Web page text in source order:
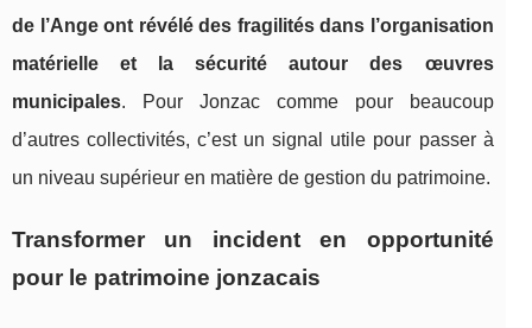
de l’Ange ont révélé des fragilités dans l’organisation
matérielle et la sécurité autour des œuvres
municipales. Pour Jonzac comme pour beaucoup
d’autres collectivités, c’est un signal utile pour passer à
un niveau supérieur en matière de gestion du patrimoine.
Transformer un incident en opportunité
pour le patrimoine jonzacais